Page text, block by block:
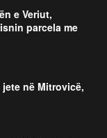
e Veriut,
parcela me
në Mitrovicë,